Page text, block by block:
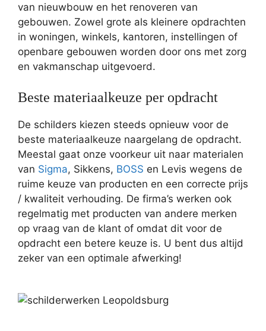
van nieuwbouw en het renoveren van
gebouwen. Zowel grote als kleinere opdrachten
in woningen, winkels, kantoren, instellingen of
openbare gebouwen worden door ons met zorg
en vakmanschap uitgevoerd.
Beste materiaalkeuze per opdracht
De schilders kiezen steeds opnieuw voor de
beste materiaalkeuze naargelang de opdracht.
Meestal gaat onze voorkeur uit naar materialen
van Sigma, Sikkens, BOSS en Levis wegens de
ruime keuze van producten en een correcte prijs
/ kwaliteit verhouding. De firma’s werken ook
regelmatig met producten van andere merken
op vraag van de klant of omdat dit voor de
opdracht een betere keuze is. U bent dus altijd
zeker van een optimale afwerking!